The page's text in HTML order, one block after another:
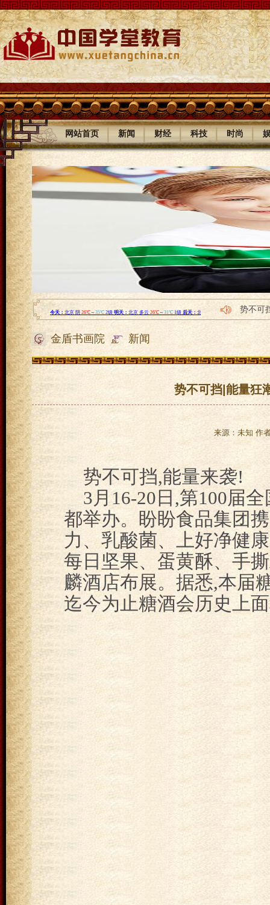
网站首页 | 新闻 | 财经 | 科技 | 时尚 |
势不可
白金道
金盾书画院 新闻
势不可挡|能量狂
来源：未知 作
势不可挡,能量来袭!
3月16-20日,第100届
都举办。盼盼食品集团
力、乳酸菌、上好净健
每日坚果、蛋黄酥、手
麟酒店布展。据悉,本届
迄今为止糖酒会历史上